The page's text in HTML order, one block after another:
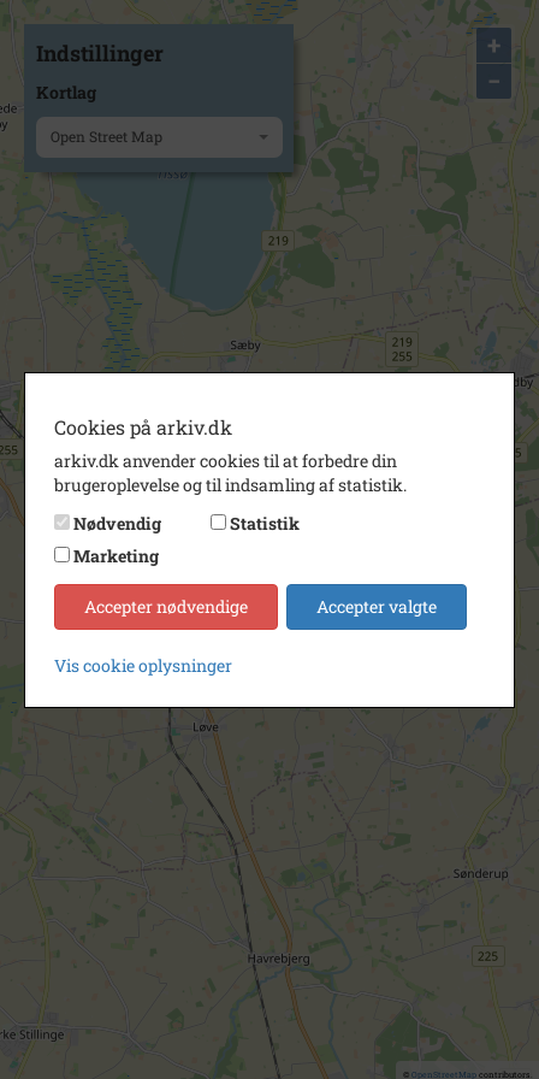
+
−
© OpenStreetMapcontributors.
Indstillinger
Kortlag
Open Street Map
Cookies på arkiv.dk
arkiv.dk anvender cookies til at forbedre din
brugeroplevelse og til indsamling af statistik.
Nødvendig
Statistik
Marketing
Accepter nødvendige Accepter valgte
Vis cookie oplysninger